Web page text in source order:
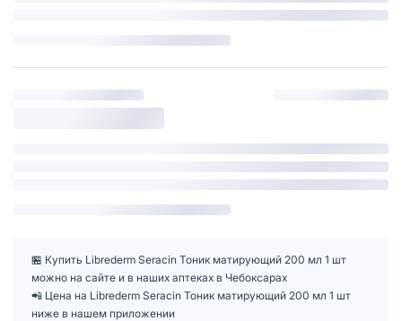
🏪 Купить Librederm Seracin Тоник матирующий 200 мл 1 шт
можно на сайте и в наших аптеках в Чебоксарах
📲 Цена на Librederm Seracin Тоник матирующий 200 мл 1 шт
ниже в нашем приложении